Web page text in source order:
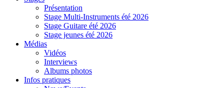
Présentation
Stage Multi-Instruments été 2026
Stage Guitare été 2026
Stage jeunes été 2026
Médias
Vidéos
Interviews
Albums photos
Infos pratiques